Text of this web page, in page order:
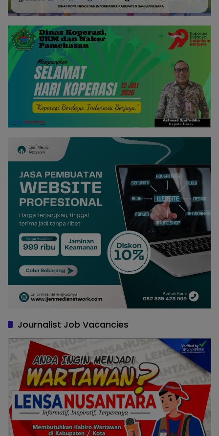
Journalist Job Vacancies